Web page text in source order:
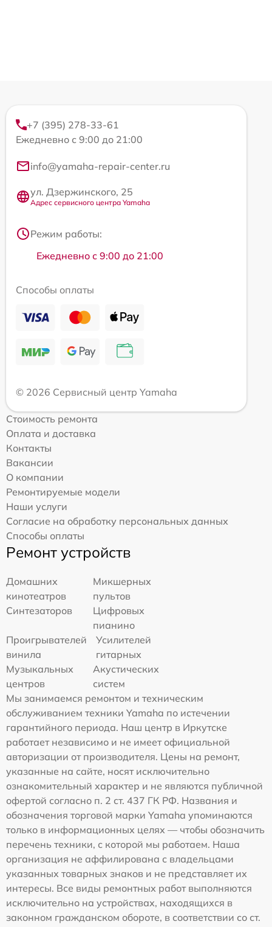
+7 (395) 278-33-61
Ежедневно с 9:00 до 21:00
info@yamaha-repair-center.ru
ул. Дзержинского, 25
Адрес сервисного центра Yamaha
Режим работы:
Ежедневно с 9:00 до 21:00
Способы оплаты
© 2026 Сервисный центр Yamaha
Стоимость ремонта
Оплата и доставка
Контакты
Вакансии
О компании
Ремонтируемые модели
Наши услуги
Согласие на обработку персональных данных
Способы оплаты
Ремонт устройств
Домашних
кинотеатров
Микшерных
пультов
Синтезаторов
Цифровых
пианино
Проигрывателей
винила
Усилителей
гитарных
Музыкальных
центров
Акустических
систем
Мы занимаемся ремонтом и техническим
обслуживанием техники Yamaha по истечении
гарантийного периода. Наш центр в Иркутске
работает независимо и не имеет официальной
авторизации от производителя. Цены на ремонт,
указанные на сайте, носят исключительно
ознакомительный характер и не являются публичной
офертой согласно п. 2 ст. 437 ГК РФ. Названия и
обозначения торговой марки Yamaha упоминаются
только в информационных целях — чтобы обозначить
перечень техники, с которой мы работаем. Наша
организация не аффилирована с владельцами
указанных товарных знаков и не представляет их
интересы. Все виды ремонтных работ выполняются
исключительно на устройствах, находящихся в
законном гражданском обороте, в соответствии со ст.